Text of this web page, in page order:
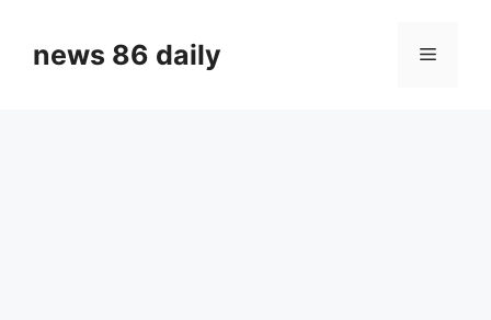
contentnews 86 daily Menu